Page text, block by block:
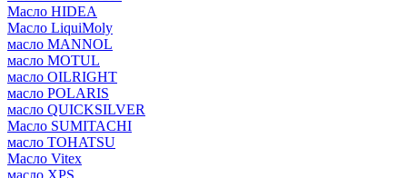
Масло HIDEA
Масло LiquiMoly
масло MANNOL
масло MOTUL
масло OILRIGHT
масло POLARIS
масло QUICKSILVER
Масло SUMITACHI
масло TOHATSU
Масло Vitex
масло XPS